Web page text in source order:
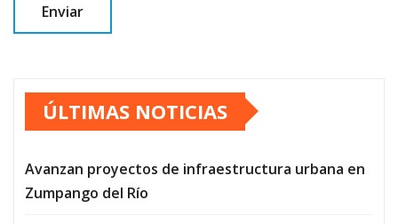
ÚLTIMAS NOTICIAS
Avanzan proyectos de infraestructura urbana en
Zumpango del Río